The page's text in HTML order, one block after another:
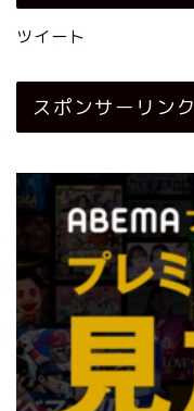
ツイート
スポンサーリンク